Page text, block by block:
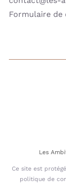
Formulaire
Les
Ce site est
politique de